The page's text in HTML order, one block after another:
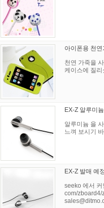
아이폰용 천
천연 가죽을
케이스에 질
EX-Z 알루미
알루미늄 을
느껴 보시기
EX-Z 발매 예
seeko 에서 커
com/zboard4/